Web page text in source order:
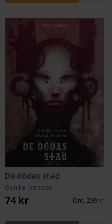
De dödas stad
Gunilla Jonsson
74 kr Ord. 299 kr